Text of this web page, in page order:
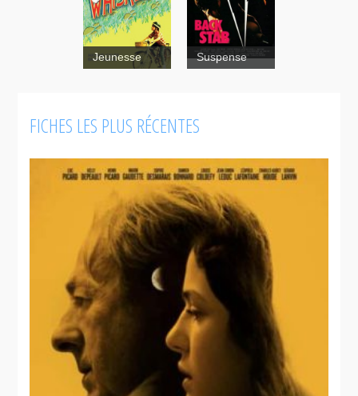
pour tous
Moustaches
Bad Cop
Jeunesse Suspense
FICHES LES PLUS RÉCENTES